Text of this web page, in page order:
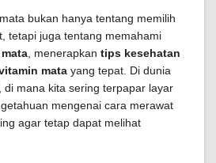
bukan hanya tentang memilih
tetapi juga tentang memahami
, menerapkan tips kesehatan
mata yang tepat. Di dunia
di mana kita sering terpapar layar
mengenai cara merawat
agar tetap dapat melihat